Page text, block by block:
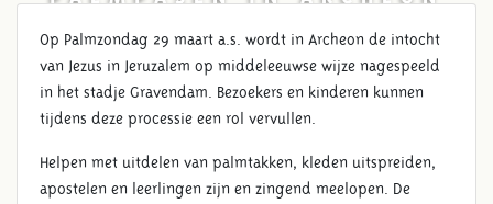
Op Palmzondag 29 maart a.s. wordt in Archeon de intocht
van Jezus in Jeruzalem op middeleeuwse wijze nagespeeld
in het stadje Gravendam. Bezoekers en kinderen kunnen
tijdens deze processie een rol vervullen.
Helpen met uitdelen van palmtakken, kleden uitspreiden,
apostelen en leerlingen zijn en zingend meelopen. De